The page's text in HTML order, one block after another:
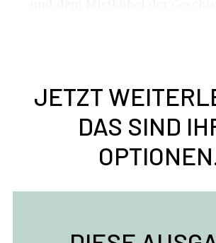
JETZT
DAS SIND